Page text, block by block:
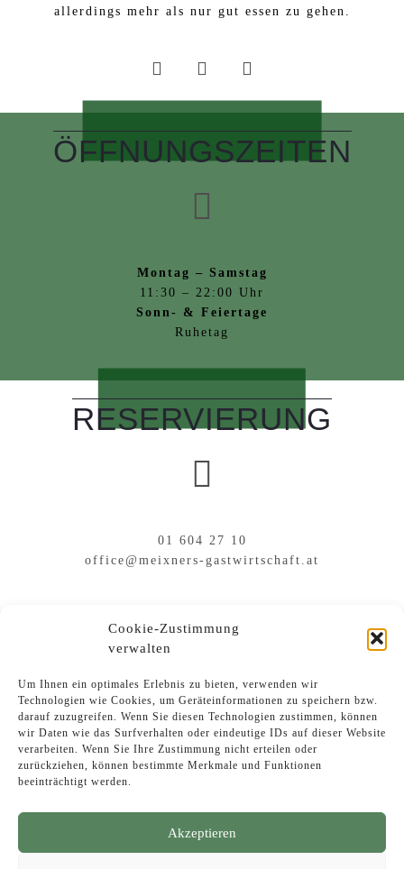
Cookie-Zustimmung
verwalten
Um Ihnen ein optimales Erlebnis zu bieten, verwenden wir
Technologien wie Cookies, um Geräteinformationen zu speichern bzw.
darauf zuzugreifen. Wenn Sie diesen Technologien zustimmen, können
wir Daten wie das Surfverhalten oder eindeutige IDs auf dieser Website
verarbeiten. Wenn Sie Ihre Zustimmung nicht erteilen oder
zurückziehen, können bestimmte Merkmale und Funktionen
beeinträchtigt werden.
Akzeptieren
allerdings mehr als nur gut essen zu gehen.
ÖFFNUNGSZEITEN
Montag – Samstag
11:30 – 22:00 Uhr
Sonn- & Feiertage
Ruhetag
RESERVIERUNG
01 604 27 10
office@meixners-gastwirtschaft.at
Ihr Weg zu uns